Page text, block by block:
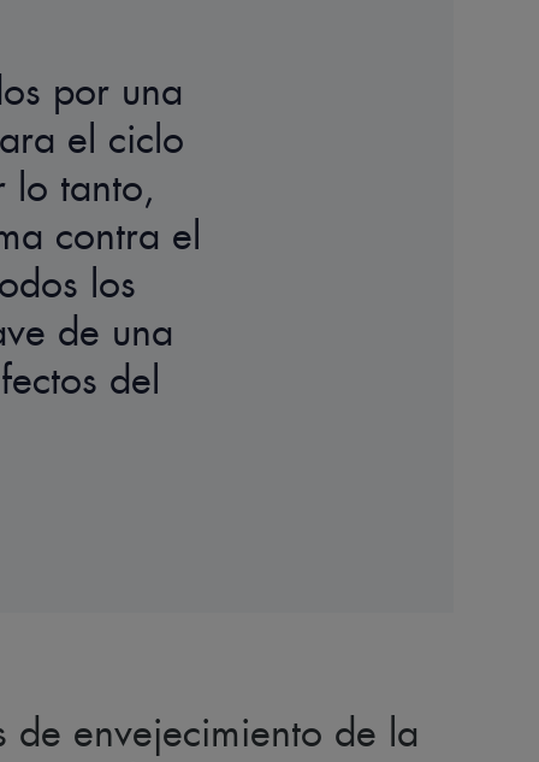
por una
el ciclo
lo tanto,
contra el
los
de una
del
de envejecimiento de la